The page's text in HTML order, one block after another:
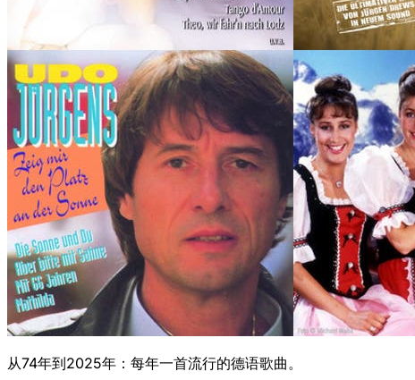
从74年到2025年：每年一首流行的德语歌曲。